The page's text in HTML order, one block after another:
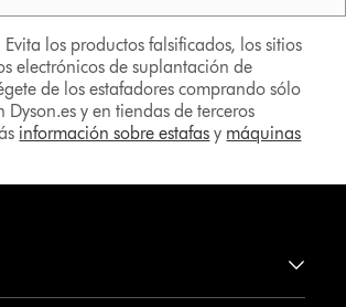
Evita los productos falsificados, los sitios
electrónicos de suplantación de
de los estafadores comprando sólo
Dyson.es y en tiendas de terceros
información sobre estafas y máquinas